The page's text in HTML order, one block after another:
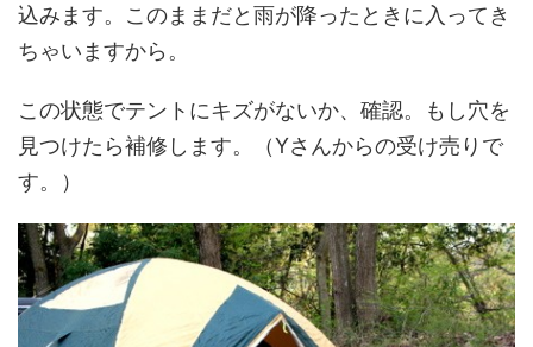
込みます。このままだと雨が降ったときに入ってき
ちゃいますから。
この状態でテントにキズがないか、確認。もし穴を
見つけたら補修します。（Yさんからの受け売りで
す。）